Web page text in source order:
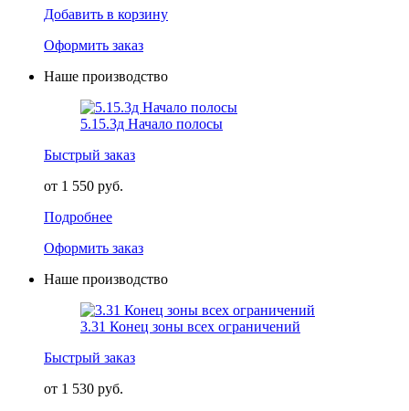
Добавить в корзину
Оформить заказ
Наше производство
5.15.3д Начало полосы
Быстрый заказ
от 1 550 руб.
Подробнее
Оформить заказ
Наше производство
3.31 Конец зоны всех ограничений
Быстрый заказ
от 1 530 руб.